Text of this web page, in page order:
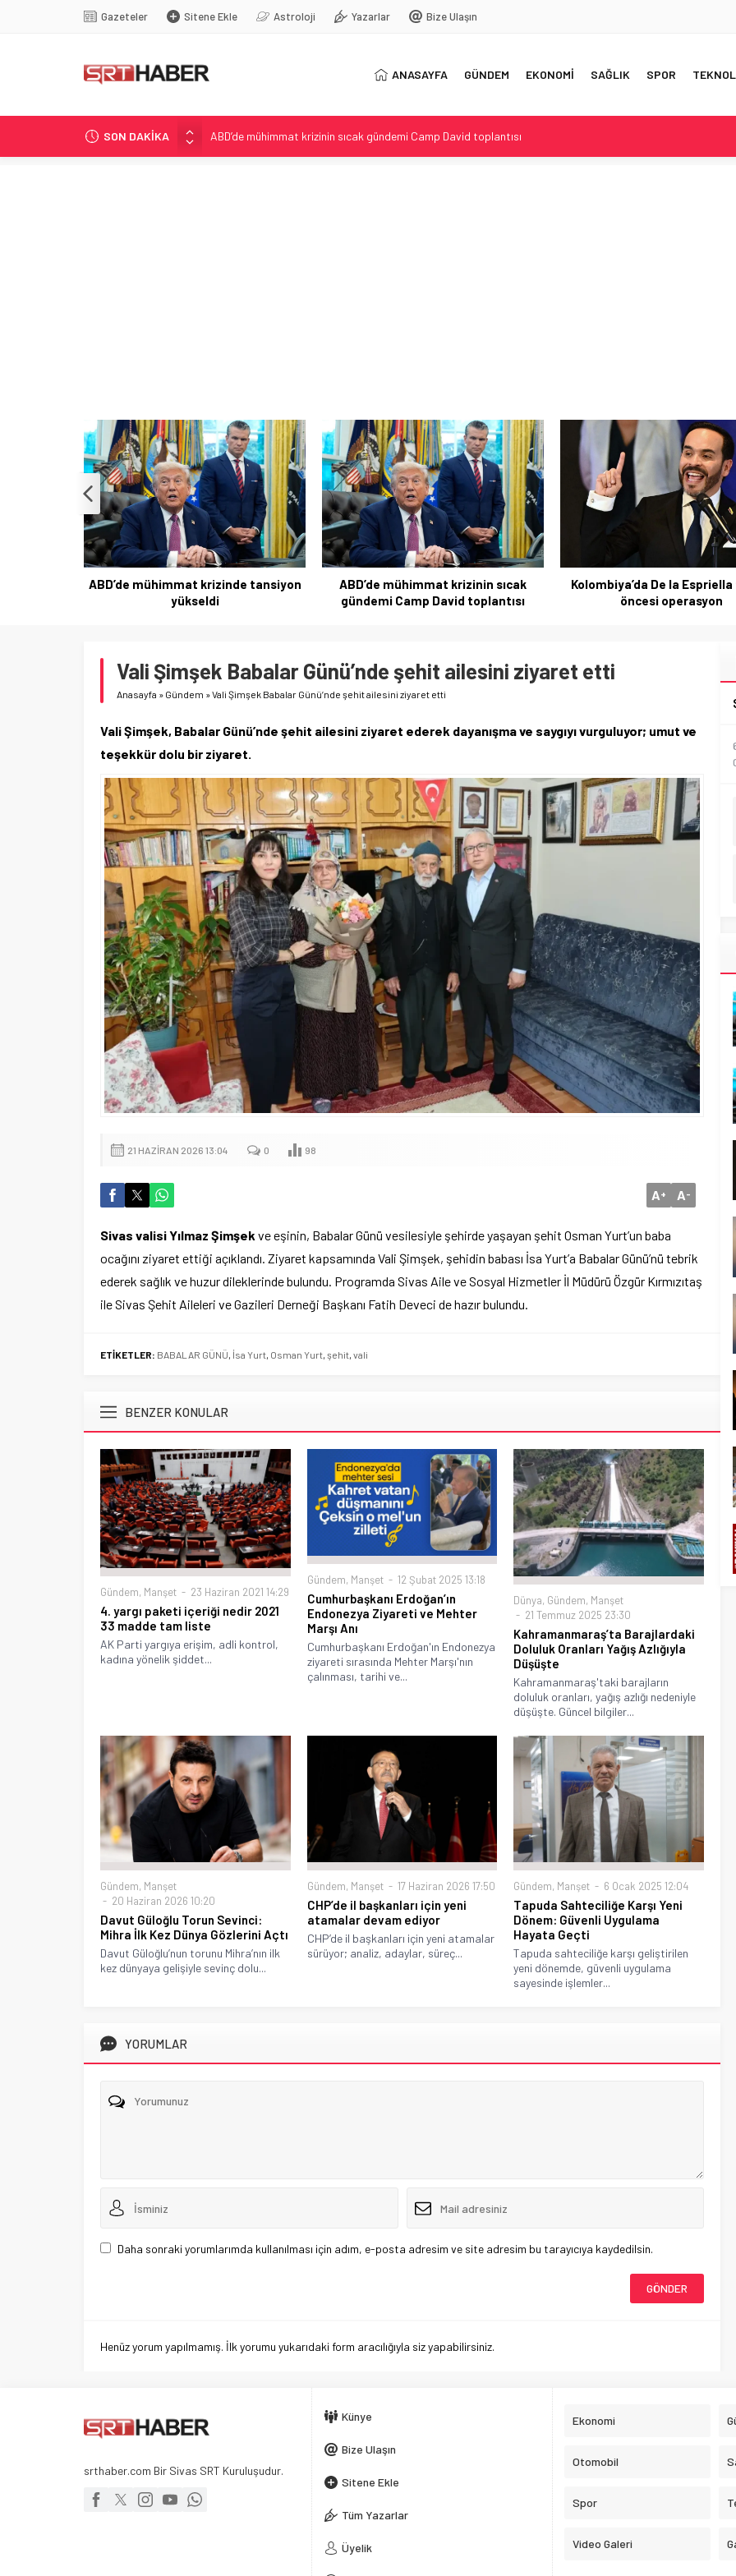
Gazeteler Sitene Ekle Astroloji Yazarlar Bize Ulaşın
ANASAYFA GÜNDEM EKONOMİ SAĞLIK SPOR
SON DAKİKA
ABD’de mühimmat krizinin sıcak gündemi Camp David toplantısı
Kolombiya’da De la Espriella töreni öncesi operasyon
ABD’de mühimmat krizinin sıcak
gündemi Camp David toplantısı
Kolombiya’da De la Espriella töreni
öncesi operasyon
Jetstar’dan Kabin
Ücret ve 7kg Sınırı Kalktı
Vali Şimşek Babalar Günü’nde şehit ailesini ziyaret etti
Anasayfa » Gündem »Vali Şimşek Babalar Günü’nde şehit ailesini ziyaret etti
Vali Şimşek, Babalar Günü’nde şehit ailesini ziyaret ederek dayanışma ve saygıyı vurguluyor; umut ve
teşekkür dolu bir ziyaret.
21 HAZIRAN 2026 13:04 0 98
A+ A-
Sivas valisi Yılmaz Şimşek ve eşinin, Babalar Günü vesilesiyle şehirde yaşayan şehit Osman Yurt’un baba
ocağını ziyaret ettiği açıklandı. Ziyaret kapsamında Vali Şimşek, şehidin babası İsa Yurt’a Babalar Günü’nü tebrik
ederek sağlık ve huzur dileklerinde bulundu. Programda Sivas Aile ve Sosyal Hizmetler İl Müdürü Özgür Kırmızıtaş
ile Sivas Şehit Aileleri ve Gazileri Derneği Başkanı Fatih Deveci de hazır bulundu.
ETİKETLER: BABALAR GÜNÜ, İsa Yurt, Osman Yurt, şehit, vali
BENZER KONULAR
Gündem, Manşet 23 Haziran 2021 14:29
4. yargı paketi içeriği nedir 2021
33 madde tam liste
AK Parti yargıya erişim, adli kontrol,
kadına yönelik şiddet...
Gündem, Manşet 12 Şubat 2025 13:18
Cumhurbaşkanı Erdoğan’ın
Endonezya Ziyareti ve Mehter
Marşı Anı
Cumhurbaşkanı Erdoğan'ın Endonezya
ziyareti sırasında Mehter Marşı'nın
çalınması, tarihi ve...
Dünya, Gündem, Manşet
21 Temmuz 2025 23:30
Kahramanmaraş’ta Barajlardaki
Doluluk Oranları Yağış Azlığıyla
Düşüşte
Kahramanmaraş'taki barajların
doluluk oranları, yağış azlığı nedeniyle
düşüşte. Güncel bilgiler...
Gündem, Manşet
20 Haziran 2026 10:20
Davut Güloğlu Torun Sevinci:
Mihra İlk Kez Dünya Gözlerini Açtı
Davut Güloğlu’nun torunu Mihra’nın ilk
kez dünyaya gelişiyle sevinç dolu...
Gündem, Manşet 17 Haziran 2026 17:50
CHP’de il başkanları için yeni
atamalar devam ediyor
CHP’de il başkanları için yeni atamalar
sürüyor; analiz, adaylar, süreç...
Gündem, Manşet 6 Ocak 2025 12:04
Tapuda Sahteciliğe Karşı Yeni
Dönem: Güvenli Uygulama
Hayata Geçti
Tapuda sahteciliğe karşı geliştirilen
yeni dönemde, güvenli uygulama
sayesinde işlemler...
YORUMLAR
Daha sonraki yorumlarımda kullanılması için adım, e-posta adresim ve site adresim bu tarayıcıya kaydedilsin.
Henüz yorum yapılmamış. İlk yorumu yukarıdaki form aracılığıyla siz yapabilirsiniz.
srthaber.com Bir Sivas SRT Kuruluşudur.
Künye
Bize Ulaşın
Sitene Ekle
Tüm Yazarlar
Üyelik
Ekonomi
Otomobil
Spor
Video Galeri